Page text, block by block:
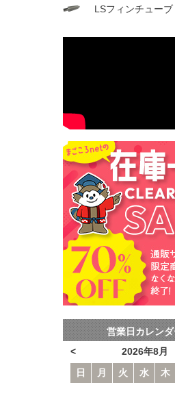
LSフィンチューブ
営業日カレン
2026年8月
<
日
月 火 水 木